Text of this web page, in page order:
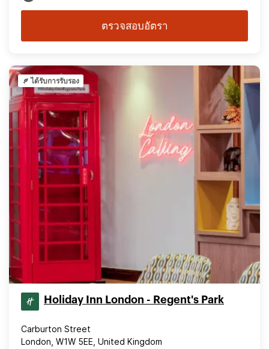
ตรวจสอบอัตรา
ได้รับการรับรอง
Holiday Inn London - Regent's Park
Carburton Street
London, W1W 5EE, United Kingdom